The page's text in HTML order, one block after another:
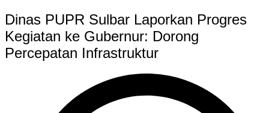
Dinas PUPR Sulbar Laporkan Progres
Kegiatan ke Gubernur: Dorong
Percepatan Infrastruktur